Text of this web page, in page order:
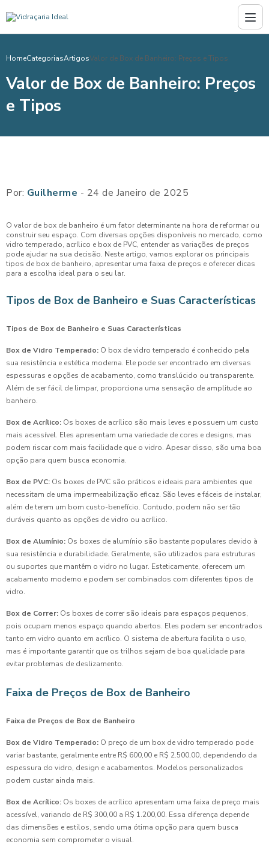
HomeCategoriasArtigosValor de Box de Banheiro: Preços e Tipos
Valor de Box de Banheiro: Preços
e Tipos
Por: Guilherme - 24 de Janeiro de 2025
O valor de box de banheiro é um fator determinante na hora de reformar ou
construir seu espaço. Com diversas opções disponíveis no mercado, como
vidro temperado, acrílico e box de PVC, entender as variações de preços
pode ajudar na sua decisão. Neste artigo, vamos explorar os principais
tipos de box de banheiro, apresentar uma faixa de preços e oferecer dicas
para a escolha ideal para o seu lar.
Tipos de Box de Banheiro e Suas Características
Tipos de Box de Banheiro e Suas Características
Box de Vidro Temperado: O box de vidro temperado é conhecido pela
sua resistência e estética moderna. Ele pode ser encontrado em diversas
espessuras e opções de acabamento, como translúcido ou transparente.
Além de ser fácil de limpar, proporciona uma sensação de amplitude ao
banheiro.
Box de Acrílico: Os boxes de acrílico são mais leves e possuem um custo
mais acessível. Eles apresentam uma variedade de cores e designs, mas
podem riscar com mais facilidade que o vidro. Apesar disso, são uma boa
opção para quem busca economia.
Box de PVC: Os boxes de PVC são práticos e ideais para ambientes que
necessitam de uma impermeabilização eficaz. São leves e fáceis de instalar,
além de terem um bom custo-benefício. Contudo, podem não ser tão
duráveis quanto as opções de vidro ou acrílico.
Box de Alumínio: Os boxes de alumínio são bastante populares devido à
sua resistência e durabilidade. Geralmente, são utilizados para estruturas
ou suportes que mantêm o vidro no lugar. Esteticamente, oferecem um
acabamento moderno e podem ser combinados com diferentes tipos de
vidro.
Box de Correr: Os boxes de correr são ideais para espaços pequenos,
pois ocupam menos espaço quando abertos. Eles podem ser encontrados
tanto em vidro quanto em acrílico. O sistema de abertura facilita o uso,
mas é importante garantir que os trilhos sejam de boa qualidade para
evitar problemas de deslizamento.
Faixa de Preços de Box de Banheiro
Faixa de Preços de Box de Banheiro
Box de Vidro Temperado: O preço de um box de vidro temperado pode
variar bastante, geralmente entre R$ 600,00 e R$ 2.500,00, dependendo da
espessura do vidro, design e acabamentos. Modelos personalizados
podem custar ainda mais.
Box de Acrílico: Os boxes de acrílico apresentam uma faixa de preço mais
acessível, variando de R$ 300,00 a R$ 1.200,00. Essa diferença depende
das dimensões e estilos, sendo uma ótima opção para quem busca
economia sem comprometer o visual.